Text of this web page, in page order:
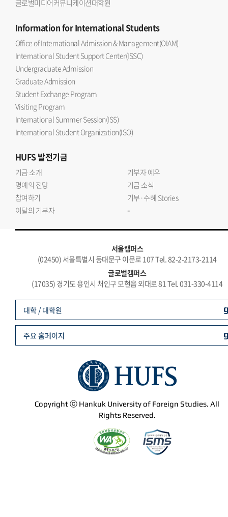
글로벌미디어커뮤니케이션대학원
Informationfor International Students
Office of International Admission & Management(OIAM)
International Student Support Center(ISSC)
Undergraduate Admission
Graduate Admission
Student Exchange Program
Visiting Program
International Summer Session(ISS)
International Student Organization(ISO)
HUFS발전기금
기금 소개
기부자 예우
명예의 전당
기금 소식
참여하기
기부·수혜 Stories
이달의 기부자
-
서울캠퍼스
(02450) 서울특별시 동대문구 이문로 107 Tel. 82-2-2173-2114
글로벌캠퍼스
(17035) 경기도 용인시 처인구 모현읍 외대로 81 Tel. 031-330-4114
Copyright ⓒ Hankuk University of Foreign Studies. All
Rights Reserved.
대학 / 대학원
주요 홈페이지